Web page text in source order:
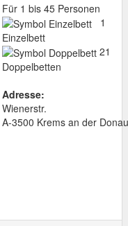
Für 1 bis 45 Personen
1
Einzelbett
21
Doppelbetten
Adresse:
Wienerstr.
A-3500 Krems an der Donau